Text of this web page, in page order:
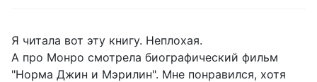
Я читала вот эту книгу. Неплохая.
А про Монро смотрела биографический фильм
"Норма Джин и Мэрилин". Мне понравился, хотя